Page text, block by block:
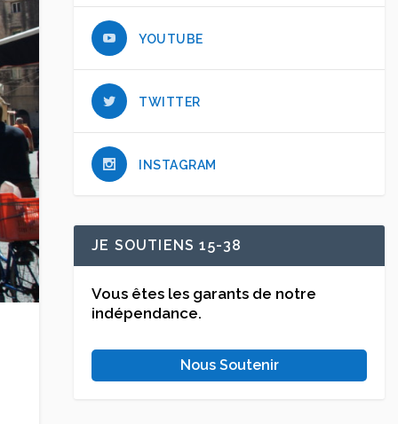
YOUTUBE
TWITTER
INSTAGRAM
JE SOUTIENS 15-38
Vous êtes les garants de notre
indépendance.
Nous Soutenir